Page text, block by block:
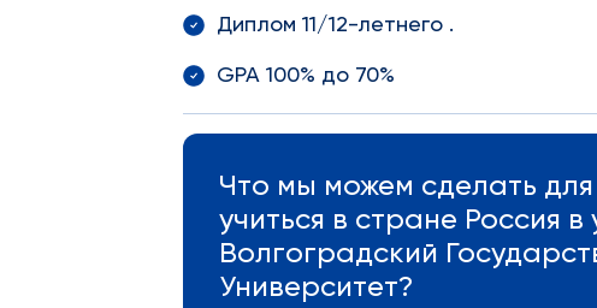
Диплом 11/12-летнего .
GPA 100% до 70%
Что мы можем сделать
учиться в стране Россия
Волгоградский
Университет?